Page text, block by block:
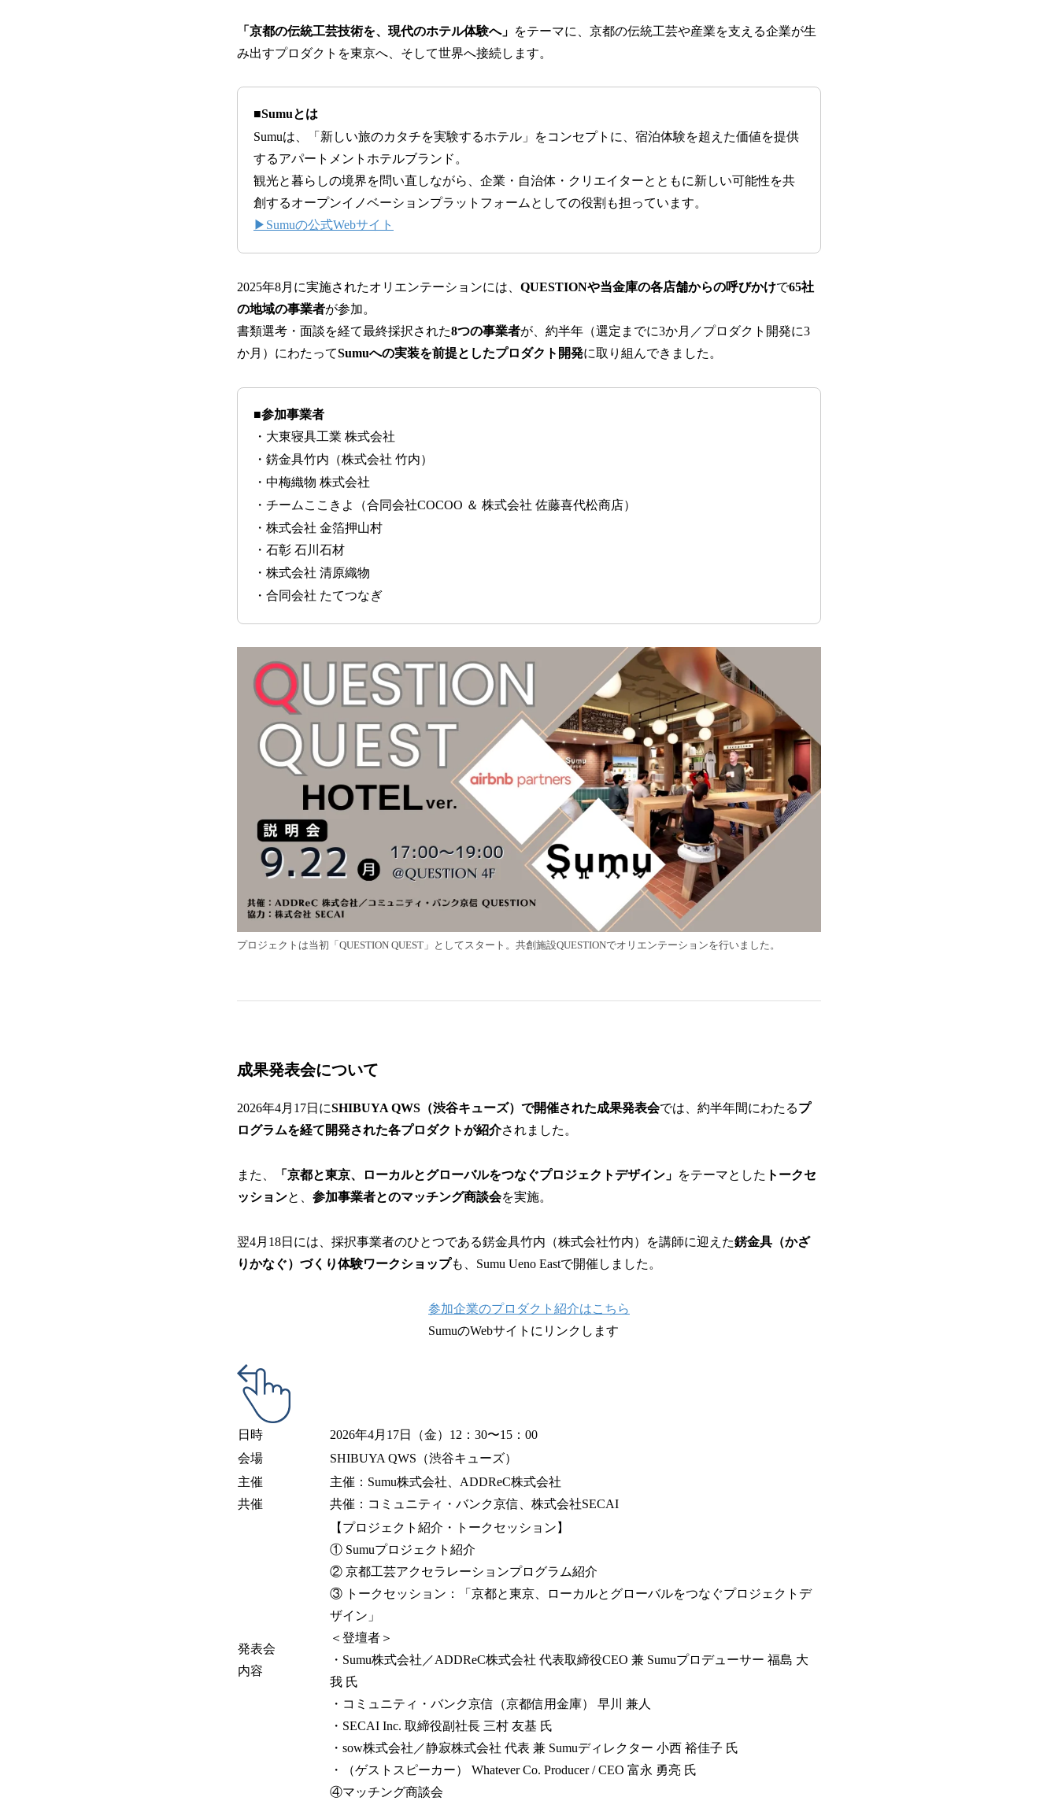
「京都の伝統工芸技術を、現代のホテル体験へ」 をテーマに、京都の伝統工芸や産業を支える企業が生
み出すプロダクトを東京へ、そして世界へ接続します。
■Sumuとは
Sumuは、「新しい旅のカタチを実験するホテル」をコンセプトに、宿泊体験を超えた価値を提供
するアパートメントホテルブランド。
観光と暮らしの境界を問い直しながら、企業・自治体・クリエイターとともに新しい可能性を共
創するオープンイノベーションプラットフォームとしての役割も担っています。
▶Sumuの公式Webサイト
2025年8月に実施されたオリエンテーションには、 QUESTIONや当金庫の各店舗からの呼びかけで65社
の地域の事業者が参加。
書類選考・面談を経て最終採択された8つの事業者が、約半年（選定までに3か月／プロダクト開発に3
か月）にわたってSumuへの実装を前提としたプロダクト開発に取り組んできました。
■参加事業者
・大東寝具工業 株式会社
・錺金具竹内（株式会社 竹内）
・中梅織物 株式会社
・チームここきよ（合同会社COCOO ＆ 株式会社 佐藤喜代松商店）
・株式会社 金箔押山村
・石彰 石川石材
・株式会社 清原織物
・合同会社 たてつなぎ
プロジェクトは当初「QUESTION QUEST」としてスタート。共創施設QUESTIONでオリエンテーションを行いました。
成果発表会について
2026年4月17日にSHIBUYA QWS（渋谷キューズ）で開催された成果発表会では、約半年間にわたるプ
ログラムを経て開発された各プロダクトが紹介されました。
また、 「京都と東京、ローカルとグローバルをつなぐプロジェクトデザイン」 をテーマとした トークセ
ッションと、 参加事業者とのマッチング商談会を実施。
翌4月18日には、採択事業者のひとつである錺金具竹内（株式会社竹内）を講師に迎えた錺金具（かざ
りかなぐ）づくり体験ワークショップも、Sumu Ueno Eastで開催しました。
参加企業のプロダクト紹介はこちら
SumuのWebサイトにリンクします
日時
2026年4月17日（金）12：30〜15：00
会場
SHIBUYA QWS（渋谷キューズ）
主催
共催
主催：Sumu株式会社、ADDReC株式会社
共催：コミュニティ・バンク京信、株式会社SECAI
発表会
内容
【プロジェクト紹介・トークセッション】
① Sumuプロジェクト紹介
② 京都工芸アクセラレーションプログラム紹介
③ トークセッション：「京都と東京、ローカルとグローバルをつなぐプロジェクトデ
ザイン」
＜登壇者＞
・Sumu株式会社／ADDReC株式会社 代表取締役CEO 兼 Sumuプロデューサー 福島 大
我 氏
・コミュニティ・バンク京信（京都信用金庫） 早川 兼人
・SECAI Inc. 取締役副社長 三村 友基 氏
・sow株式会社／静寂株式会社 代表 兼 Sumuディレクター 小西 裕佳子 氏
・（ゲストスピーカー） Whatever Co. Producer / CEO 富永 勇亮 氏
④マッチング商談会